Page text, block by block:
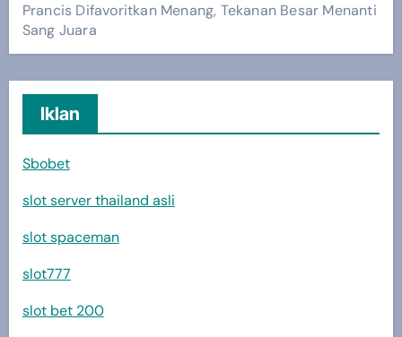
Prancis Difavoritkan Menang, Tekanan Besar Menanti
Sang Juara
Iklan
Sbobet
slot server thailand asli
slot spaceman
slot777
slot bet 200